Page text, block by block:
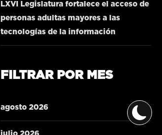
LXVI Legislatura fortalece el acceso de
personas adultas mayores a las
tecnologías de la información
FILTRAR POR MES
agosto 2026